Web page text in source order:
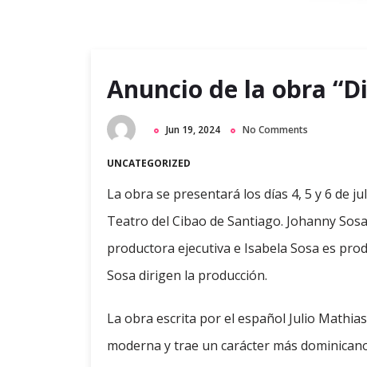
Anuncio de la obra
Jun 19, 2024 No Comments
UNCATEGORIZED
La obra se presentará los días 4, 5 y 6 de
Teatro del Cibao de Santiago. Johanny
productora ejecutiva e Isabela Sosa es
Sosa dirigen la producción.
La obra escrita por el español Julio
moderna y trae un carácter más